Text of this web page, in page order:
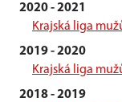
2020 - 2021
Krajská liga
2019 - 2020
Krajská liga
2018 - 2019